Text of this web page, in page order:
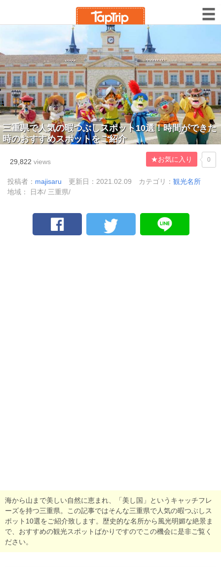
三重県で人気の暇つぶしスポット10選！時間ができた
時のおすすめスポットをご紹介
29,822 views ★お気に入り 0
投稿者： majisaru 更新日：2021.02.09 カテゴリ： 観光名所
地域： 日本/ 三重県/
海から山まで美しい自然に恵まれ、「美し国」というキャッチフレ
ーズを持つ三重県。この記事ではそんな三重県で人気の暇つぶしス
ポット10選をご紹介致します。歴史的な名所から風光明媚な絶景ま
で、おすすめの観光スポットばかりですのでこの機会に是非ご覧く
ださい。